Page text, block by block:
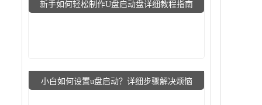
新手如何轻松制作U盘启动盘详细教程指南
小白如何设置u盘启动？详细步骤解决烦恼